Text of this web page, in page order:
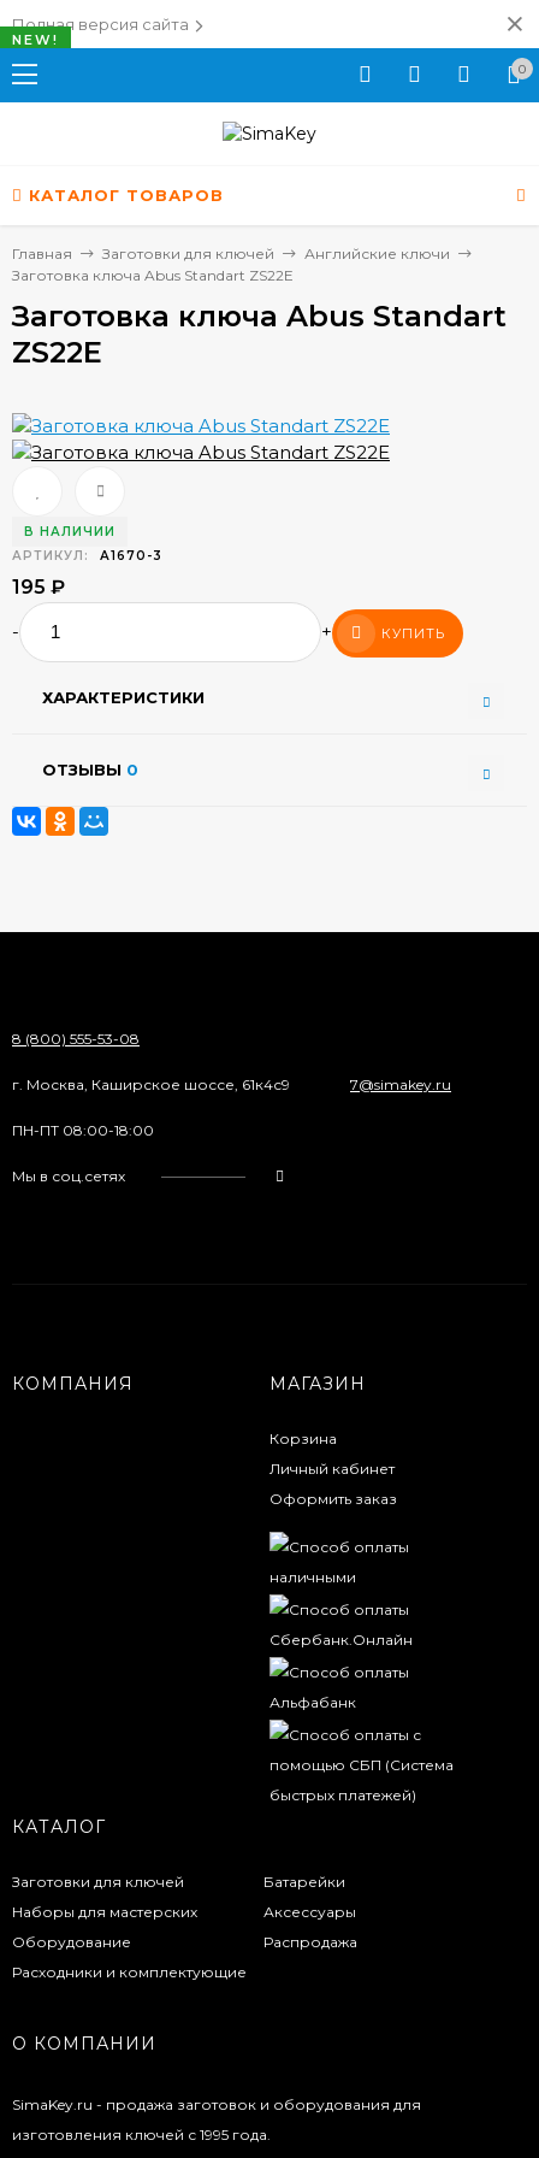
Полная версия сайта
0
КАТАЛОГ ТОВАРОВ
Главная Заготовки для ключей
Английские ключи
Заготовка ключа Abus Standart ZS22E
Заготовка ключа Abus Standart
ZS22E
NEW!
В НАЛИЧИИ
АРТИКУЛ:
А1670-3
195 ₽
-
+ КУПИТЬ
ХАРАКТЕРИСТИКИ
ОТЗЫВЫ 0
8 (800) 555-53-08
г. Москва, Каширское шоссе, 61к4с9 7@simakey.ru
ПН-ПТ 08:00-18:00
Мы в соц.сетях
КОМПАНИЯ МАГАЗИН
Корзина
Личный кабинет
Оформить заказ
КАТАЛОГ
Заготовки для ключей
Наборы для мастерских
Оборудование
Расходники и комплектующие
Батарейки
Аксессуары
Распродажа
О КОМПАНИИ
SimaKey.ru - продажа заготовок и оборудования для
изготовления ключей с 1995 года.